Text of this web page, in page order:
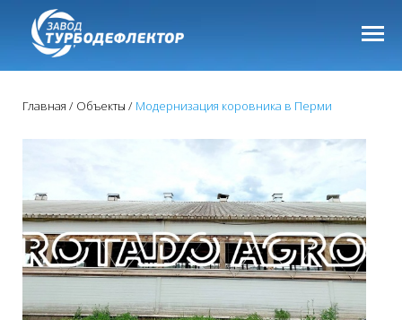
Главная Объекты Модернизация коровника в Перми